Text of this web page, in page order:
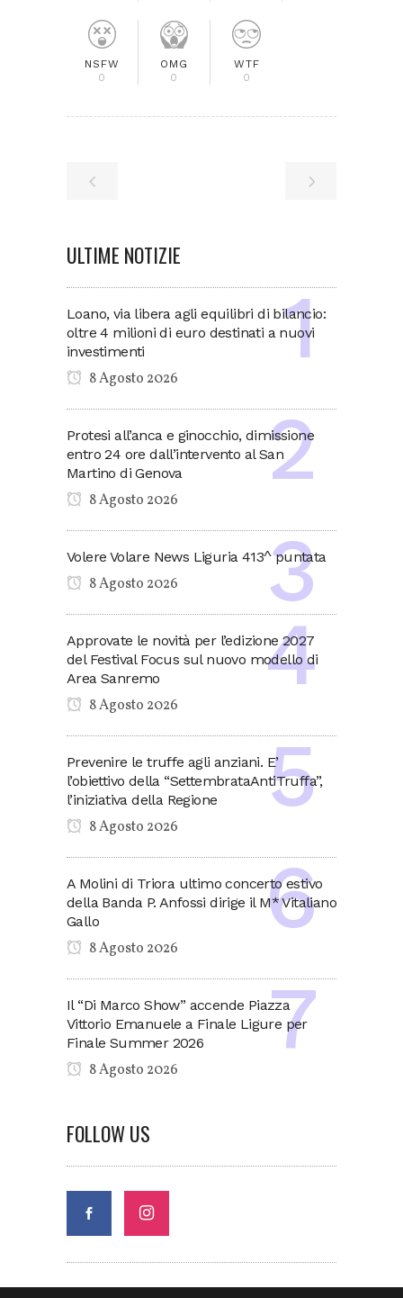
NSFW
0
OMG
0
WTF
0
ULTIME NOTIZIE
Loano, via libera agli equilibri di bilancio:
oltre 4 milioni di euro destinati a nuovi
investimenti
8 Agosto 2026
Protesi all’anca e ginocchio, dimissione
entro 24 ore dall’intervento al San
Martino di Genova
8 Agosto 2026
Volere Volare News Liguria 413^ puntata
8 Agosto 2026
Approvate le novità per l’edizione 2027
del Festival Focus sul nuovo modello di
Area Sanremo
8 Agosto 2026
Prevenire le truffe agli anziani. E’
l’obiettivo della “SettembrataAntiTruffa”,
l’iniziativa della Regione
8 Agosto 2026
A Molini di Triora ultimo concerto estivo
della Banda P. Anfossi dirige il M* Vitaliano
Gallo
8 Agosto 2026
Il “Di Marco Show” accende Piazza
Vittorio Emanuele a Finale Ligure per
Finale Summer 2026
8 Agosto 2026
FOLLOW US